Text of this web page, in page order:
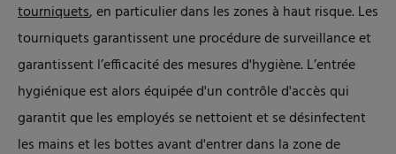
tourniquets, en particulier dans les zones à haut risque. Les
tourniquets garantissent une procédure de surveillance et
garantissent l’efficacité des mesures d'hygiène. L’entrée
hygiénique est alors équipée d'un contrôle d'accès qui
garantit que les employés se nettoient et se désinfectent
les mains et les bottes avant d'entrer dans la zone de